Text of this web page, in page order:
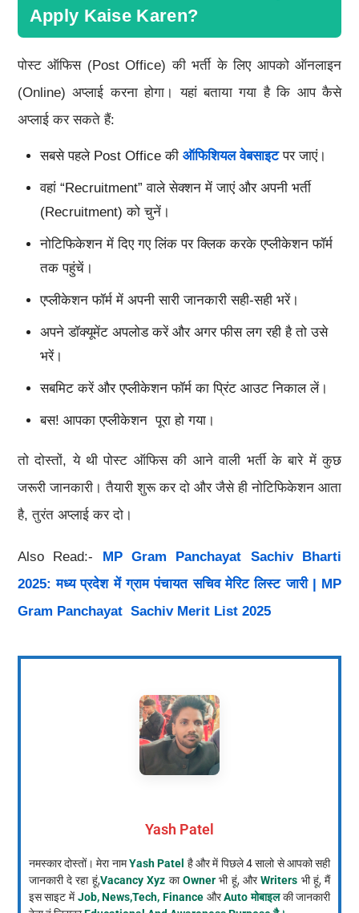
Apply Kaise Karen?
पोस्ट ऑफिस (Post Office) की भर्ती के लिए आपको ऑनलाइन
(Online) अप्लाई करना होगा। यहां बताया गया है कि आप कैसे
अप्लाई कर सकते हैं:
सबसे पहले Post Office कीऑफिशियल वेबसाइटपर जाएं।
वहां “Recruitment” वाले सेक्शन में जाएं और अपनी भर्ती
(Recruitment) को चुनें।
नोटिफिकेशन में दिए गए लिंक पर क्लिक करके एप्लीकेशन फॉर्म
तक पहुंचें।
एप्लीकेशन फॉर्म में अपनी सारी जानकारी सही-सही भरें।
अपने डॉक्यूमेंट अपलोड करें और अगर फीस लग रही है तो उसे
भरें।
सबमिट करें और एप्लीकेशन फॉर्म का प्रिंट आउट निकाल लें।
बस! आपका एप्लीकेशन पूरा हो गया।
तो दोस्तों, ये थी पोस्ट ऑफिस की आने वाली भर्ती के बारे में कुछ
जरूरी जानकारी। तैयारी शुरू कर दो और जैसे ही नोटिफिकेशन आता
है, तुरंत अप्लाई कर दो।
Also Read:- MP Gram Panchayat Sachiv Bharti
2025: मध्य प्रदेश में ग्राम पंचायत सचिव मेरिट लिस्ट जारी | MP
Gram Panchayat Sachiv Merit List 2025
Yash Patel
नमस्कार दोस्तों। मेरा नामYash Patel है और में पिछले 4 सालो से आपको सही
जानकारी दे रहा हूं,Vacancy Xyz काOwnerभी हूं, औरWriters भी हूं, मैं
इस साइट मेंJob, News,Tech, Finance औरAuto मोबाइलकी जानकारी